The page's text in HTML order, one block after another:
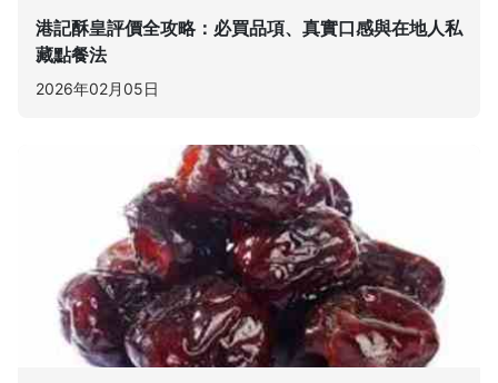
港記酥皇評價全攻略：必買品項、真實口感與在地人私
藏點餐法
2026年02月05日